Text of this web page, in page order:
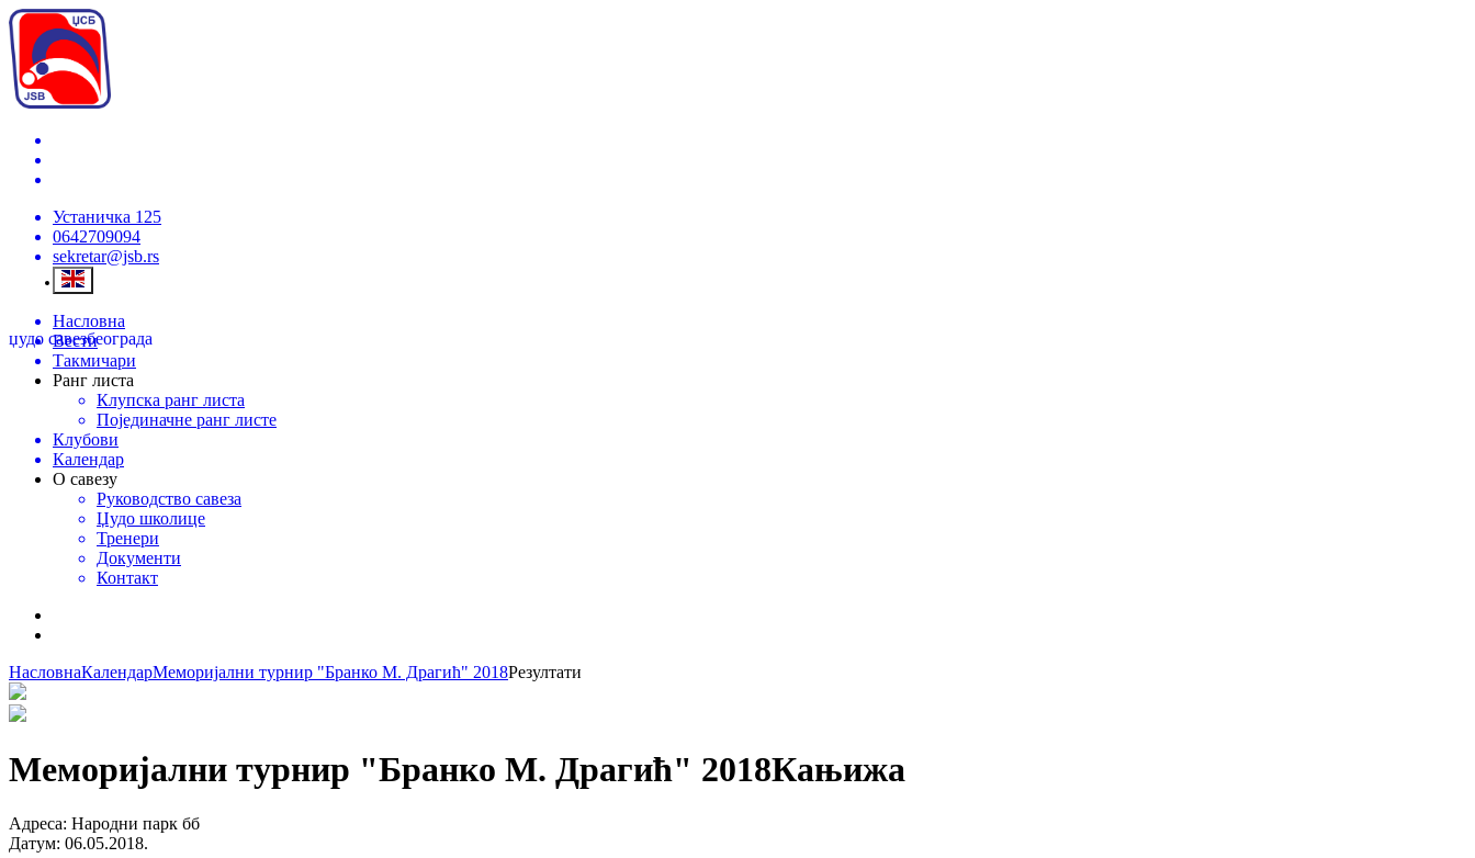
Устаничка 125
0642709094
sekretar@jsb.rs
џудо савезбеограда
Насловна
Вести
Такмичари
Ранг листа
Клупска ранг листа
Појединачне ранг листе
Клубови
Календар
О савезу
Руководство савеза
Џудо школице
Тренери
Документи
Контакт
НасловнаКалендарМеморијални турнир "Бранко М. Драгић" 2018Резултати
Меморијални турнир "Бранко М. Драгић" 2018Кањижа
Адреса: Народни парк бб
Датум: 06.05.2018.